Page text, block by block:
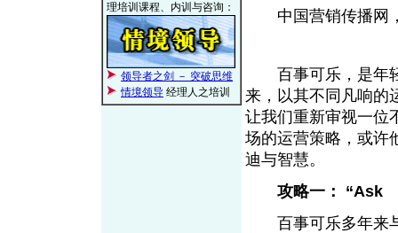
理培训课程、内训与咨询：
领导者之剑 － 突破思维
情境领导 经理人之培训
中国营销传播网
百事可乐，是年轻
来，以其不同凡响的
让我们重新审视一
场的运营策略，或许
迪与智慧。
攻略一： “Ask
百事可乐多年来与